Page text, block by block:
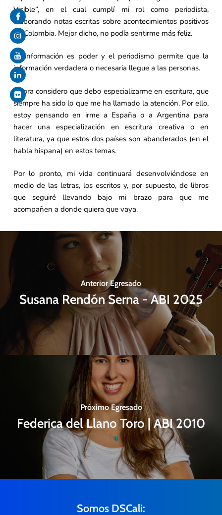
Visible”, en el cual cumplí mi rol como periodista,
elaborando notas escritas sobre acontecimientos positivos
de Colombia. Mejor dicho, no podía sentirme más feliz.
La información es poder y el periodismo permite que la
información verdadera o necesaria llegue a las personas.
Ahora considero que debo especializarme en escritura, que
siempre ha sido lo que me ha llamado la atención. Por ello,
estoy pensando en irme a España o a Argentina para
hacer una especialización en escritura creativa o en
literatura, ya que estos dos países son abanderados (en el
habla hispana) en estos temas.
Por lo pronto, mi vida continuará desenvolviéndose en
medio de las letras, los escritos y, por supuesto, de libros
que seguiré llevando bajo mi brazo para que me
acompañen a donde quiera que vaya.
Anterior Egresado
Susana Rendón Serna - ABI 2025
Próximo Egresado
Federica del Llano Toro | ABI 2010
Somos DSCali: